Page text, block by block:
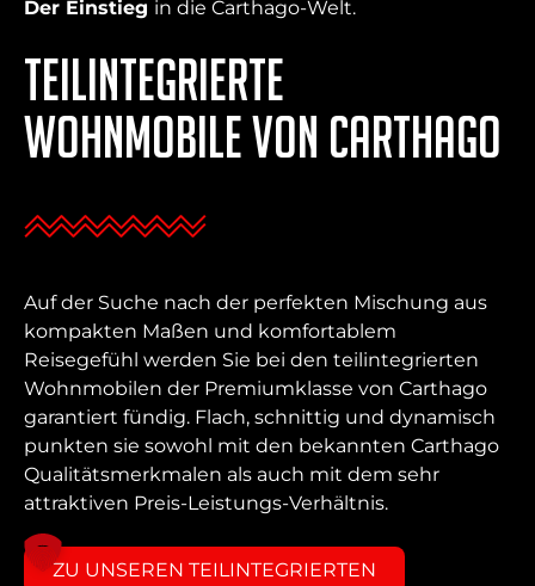
Der Einstieg in die Carthago-Welt.
Teilintegrierte
Wohnmobile von Carthago
Auf der Suche nach der perfekten Mischung aus
kompakten Maßen und komfortablem
Reisegefühl werden Sie bei den teilintegrierten
Wohnmobilen der Premiumklasse von Carthago
garantiert fündig. Flach, schnittig und dynamisch
punkten sie sowohl mit den bekannten Carthago
Qualitätsmerkmalen als auch mit dem sehr
attraktiven Preis-Leistungs-Verhältnis.
ZU UNSEREN TEILINTEGRIERTEN